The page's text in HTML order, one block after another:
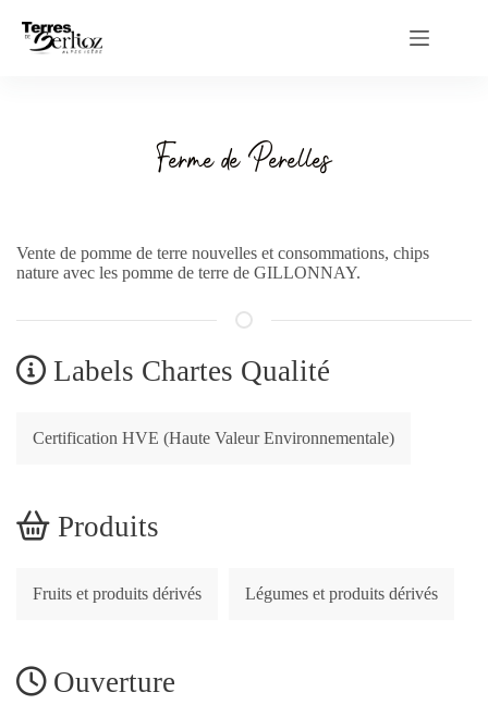
contenu
Ferme de Perelles
Vente de pomme de terre nouvelles et consommations, chips
nature avec les pomme de terre de GILLONNAY.
Labels Chartes Qualité
Certification HVE (Haute Valeur Environnementale)
Produits
Fruits et produits dérivés Légumes et produits dérivés
Ouverture